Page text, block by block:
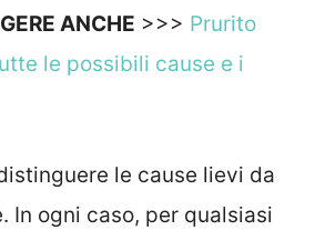
ANCHE >>> Prurito
le possibili cause e i
le cause lievi da
In ogni caso, per qualsiasi